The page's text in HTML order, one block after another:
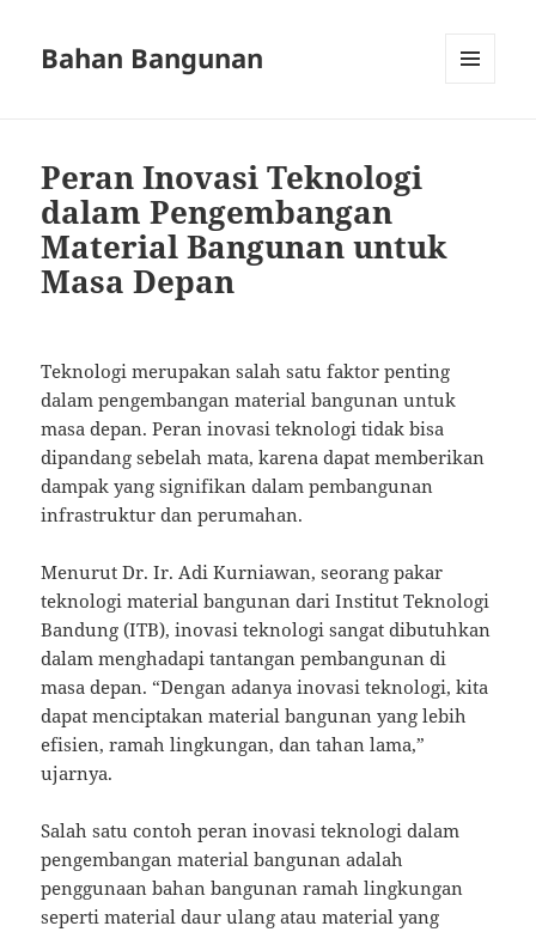
Bahan Bangunan
Peran Inovasi Teknologi
dalam Pengembangan
Material Bangunan untuk
Masa Depan
Teknologi merupakan salah satu faktor penting
dalam pengembangan material bangunan untuk
masa depan. Peran inovasi teknologi tidak bisa
dipandang sebelah mata, karena dapat memberikan
dampak yang signifikan dalam pembangunan
infrastruktur dan perumahan.
Menurut Dr. Ir. Adi Kurniawan, seorang pakar
teknologi material bangunan dari Institut Teknologi
Bandung (ITB), inovasi teknologi sangat dibutuhkan
dalam menghadapi tantangan pembangunan di
masa depan. “Dengan adanya inovasi teknologi, kita
dapat menciptakan material bangunan yang lebih
efisien, ramah lingkungan, dan tahan lama,”
ujarnya.
Salah satu contoh peran inovasi teknologi dalam
pengembangan material bangunan adalah
penggunaan bahan bangunan ramah lingkungan
seperti material daur ulang atau material yang